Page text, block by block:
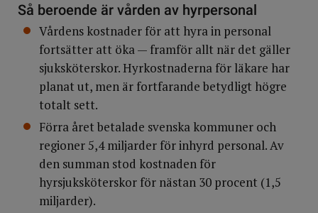
Så beroende är vården av hyrpersonal
Vårdens kostnader för att hyra in personal
fortsätter att öka — framför allt när det gäller
sjuksköterskor. Hyrkostnaderna för läkare har
planat ut, men är fortfarande betydligt högre
totalt sett.
Förra året betalade svenska kommuner och
regioner 5,4 miljarder för inhyrd personal. Av
den summan stod kostnaden för
hyrsjuksköterskor för nästan 30 procent (1,5
miljarder).